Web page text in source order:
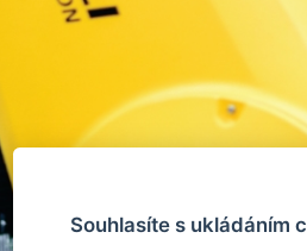
Souhlasíte s ukládáním